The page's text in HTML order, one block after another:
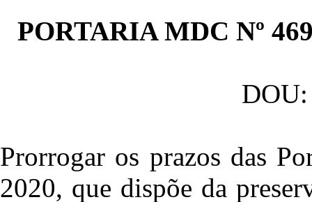
PORTARIA MDC Nº
Prorrogar os prazos das
2020, que dispõe da